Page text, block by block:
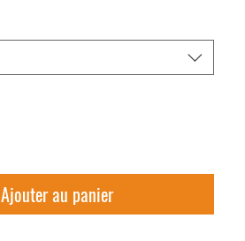
Ajouter au panier